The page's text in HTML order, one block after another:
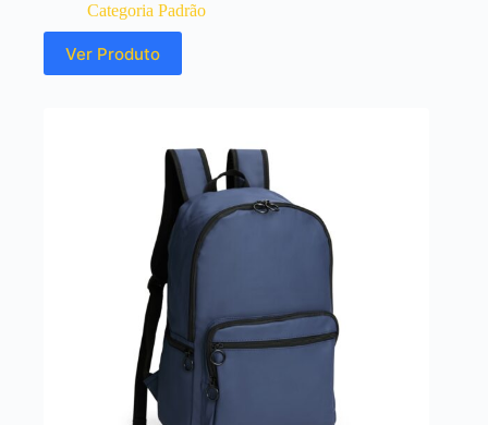
Categoria Padrão
Ver Produto